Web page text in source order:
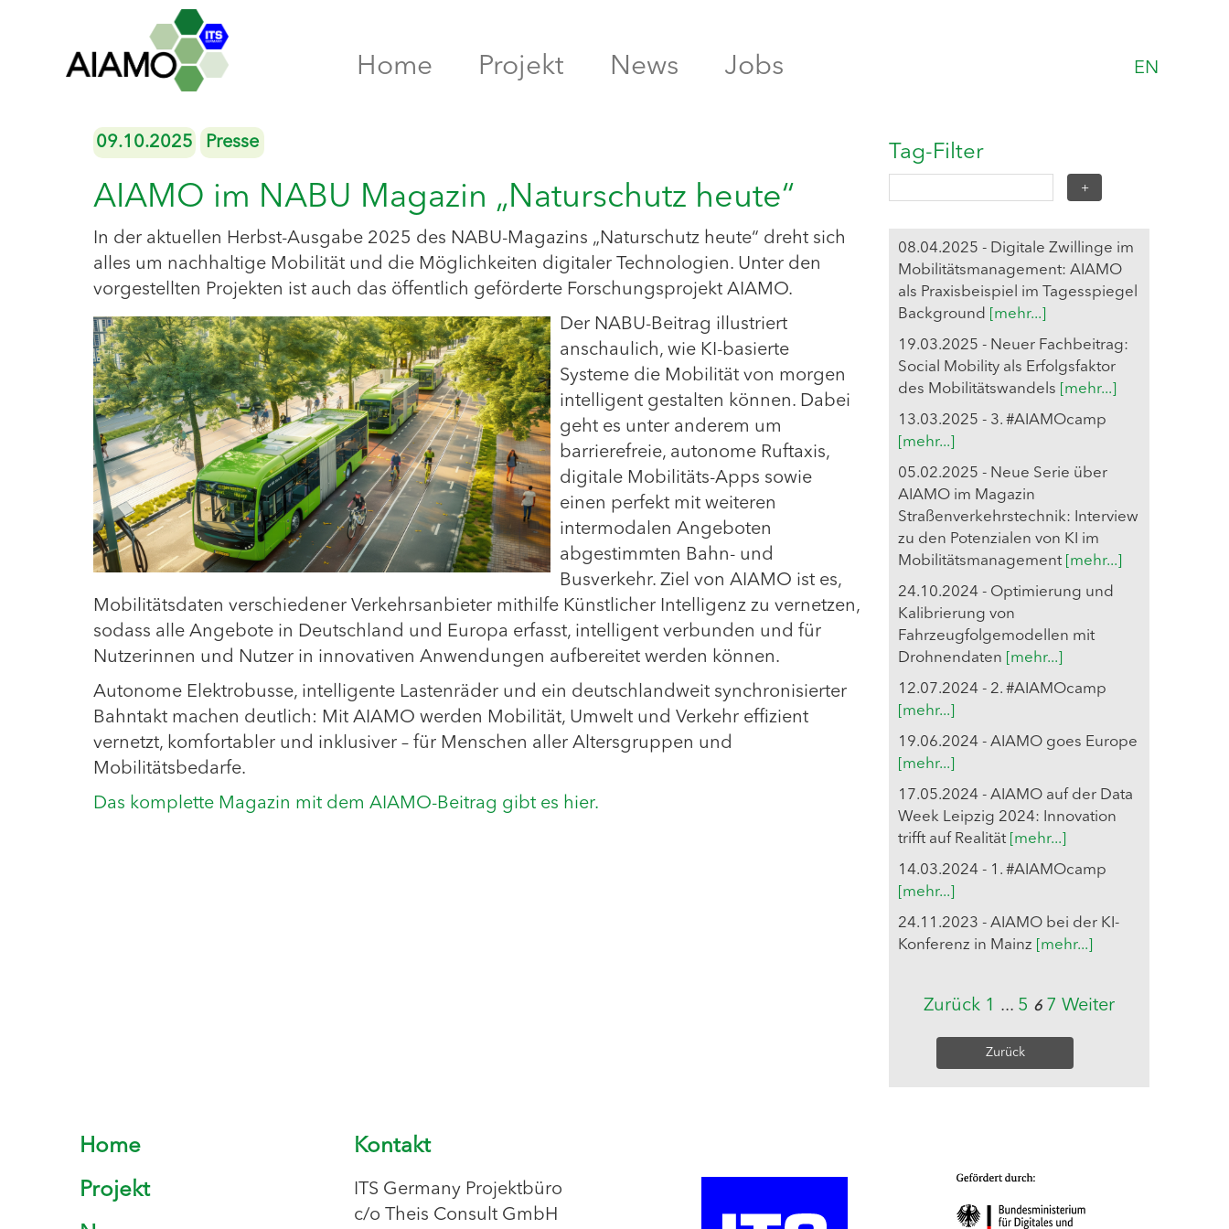
Home Projekt News Jobs EN
09.10.2025 Presse
AIAMO im NABU Magazin „Naturschutz heute“
In der aktuellen Herbst-Ausgabe 2025 des NABU-Magazins „Naturschutz heute“ dreht sich
alles um nachhaltige Mobilität und die Möglichkeiten digitaler Technologien. Unter den
vorgestellten Projekten ist auch das öffentlich geförderte Forschungsprojekt AIAMO.
Der NABU-Beitrag illustriert
anschaulich, wie KI-basierte
Systeme die Mobilität von morgen
intelligent gestalten können. Dabei
geht es unter anderem um
barrierefreie, autonome Ruftaxis,
digitale Mobilitäts-Apps sowie
einen perfekt mit weiteren
intermodalen Angeboten
abgestimmten Bahn- und
Busverkehr. Ziel von AIAMO ist es,
Mobilitätsdaten verschiedener Verkehrsanbieter mithilfe Künstlicher Intelligenz zu vernetzen,
sodass alle Angebote in Deutschland und Europa erfasst, intelligent verbunden und für
Nutzerinnen und Nutzer in innovativen Anwendungen aufbereitet werden können.
Autonome Elektrobusse, intelligente Lastenräder und ein deutschlandweit synchronisierter
Bahntakt machen deutlich: Mit AIAMO werden Mobilität, Umwelt und Verkehr effizient
vernetzt, komfortabler und inklusiver – für Menschen aller Altersgruppen und
Mobilitätsbedarfe.
Das komplette Magazin mit dem AIAMO-Beitrag gibt es hier.
Tag-Filter
08.04.2025 - Digitale Zwillinge im
Mobilitätsmanagement: AIAMO
als Praxisbeispiel im Tagesspiegel
Background
[mehr...]
19.03.2025 - Neuer Fachbeitrag:
Social Mobility als Erfolgsfaktor
des Mobilitätswandels
[mehr...]
13.03.2025 - 3. #AIAMOcamp
[mehr...]
05.02.2025 - Neue Serie über
AIAMO im Magazin
Straßenverkehrstechnik: Interview
zu den Potenzialen von KI im
Mobilitätsmanagement [mehr...]
24.10.2024 - Optimierung und
Kalibrierung von
Fahrzeugfolgemodellen mit
Drohnendaten
[mehr...]
12.07.2024 - 2. #AIAMOcamp
[mehr...]
19.06.2024 - AIAMO goes Europe
[mehr...]
17.05.2024 - AIAMO auf der Data
Week Leipzig 2024: Innovation
trifft auf Realität [mehr...]
14.03.2024 - 1. #AIAMOcamp
[mehr...]
24.11.2023 - AIAMO bei der KI-
Konferenz in Mainz
[mehr...]
Zurück 1 ... 5 6 7 Weiter
Zurück
Home
Projekt
Kontakt
ITS Germany Projektbüro
c/o Theis Consult GmbH